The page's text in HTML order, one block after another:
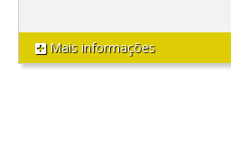
Mais informações